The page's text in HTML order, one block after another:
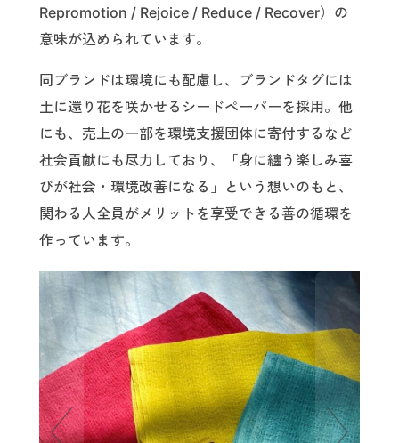
Repromotion / Rejoice / Reduce / Recover）の
意味が込められています。
同ブランドは環境にも配慮し、ブランドタグには
土に還り花を咲かせるシードペーパーを採用。他
にも、売上の一部を環境支援団体に寄付するなど
社会貢献にも尽力しており、「身に纏う楽しみ喜
びが社会・環境改善になる」という想いのもと、
関わる人全員がメリットを享受できる善の循環を
作っています。